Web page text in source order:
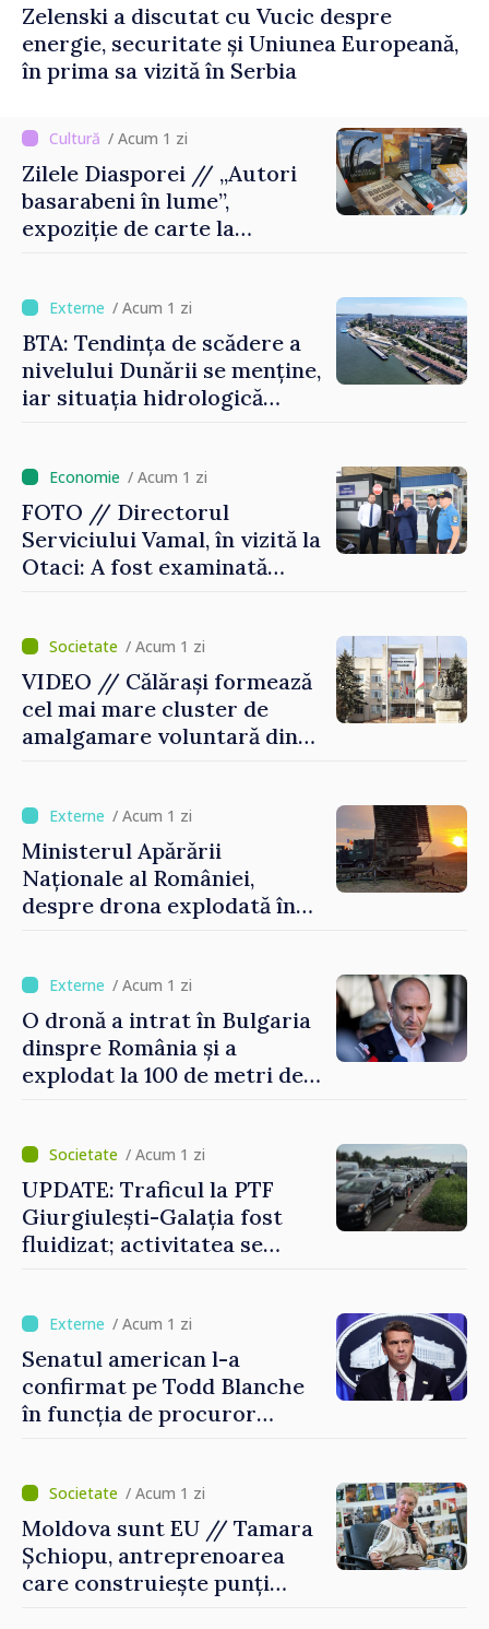
Zelenski a discutat cu Vucic despre
energie, securitate și Uniunea Europeană,
în prima sa vizită în Serbia
/ Acum 1 zi
Zilele Diasporei // „Autori
basarabeni în lume”,
expoziție de carte la
/ Acum 1 zi
BTA: Tendința de scădere a
nivelului Dunării se menține,
iar situația hidrologică
/ Acum 1 zi
FOTO // Directorul
Serviciului Vamal, în vizită la
Otaci: A fost examinată
performant/ Acum 1 zi
VIDEO // Călărași formează
cel mai mare cluster de
amalgamare voluntară din
finală
/ Acum 1 zi
Ministerul Apărării
Naționale al României,
despre drona explodată în
vehicul aerian”
/ Acum 1 zi
O dronă a intrat în Bulgaria
dinspre România și a
explodat la 100 de metri de
/ Acum 1 zi
UPDATE: Traficul la PTF
Giurgiulești-Galația fost
fluidizat; activitatea se
/ Acum 1 zi
Senatul american l-a
confirmat pe Todd Blanche
în funcția de procuror
/ Acum 1 zi
Moldova sunt EU // Tamara
Șchiopu, antreprenoarea
care construiește punți